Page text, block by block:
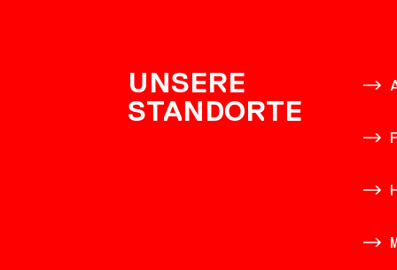
UNSERE
STANDORTE